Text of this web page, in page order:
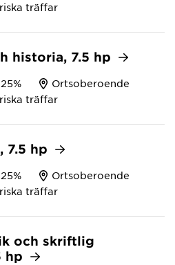
träffar
historia, 7.5 hp
25%
Ortsoberoende
träffar
7.5 hp
25%
Ortsoberoende
träffar
och skriftlig
hp